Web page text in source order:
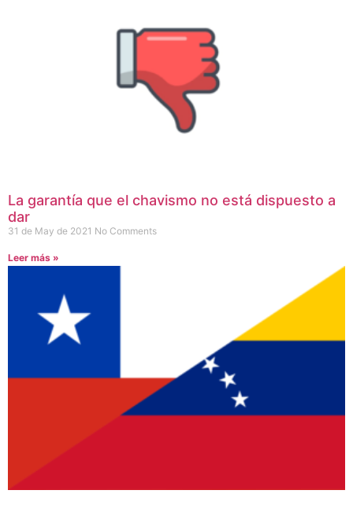
La garantía que el chavismo no está dispuesto a
dar
31 de May de 2021 No Comments
Leer más »